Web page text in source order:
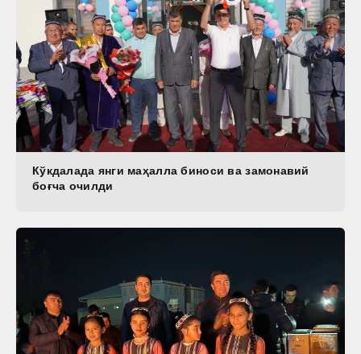
Кўкдалада янги маҳалла биноси ва замонавий
боғча очилди